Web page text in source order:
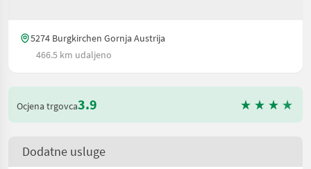
5274 Burgkirchen Gornja Austrija
466.5 km udaljeno
Ocjena trgovca3.9
Dodatne usluge